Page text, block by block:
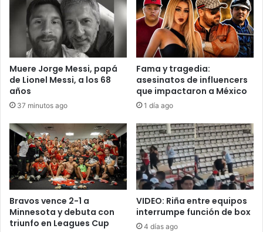
Muere Jorge Messi, papá
de Lionel Messi, a los 68
años
37 minutos ago
Fama y tragedia:
asesinatos de influencers
que impactaron a México
1 día ago
Bravos vence 2-1 a
Minnesota y debuta con
triunfo en Leagues Cup
VIDEO: Riña entre equipos
interrumpe función de box
4 días ago